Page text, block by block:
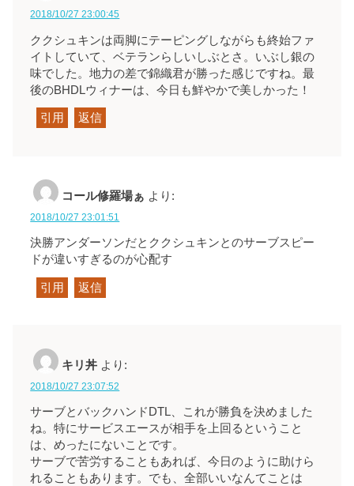
2018/10/27 23:00:45
ククシュキンは両脚にテーピングしながらも終始ファ
イトしていて、ベテランらしいしぶとさ。いぶし銀の
味でした。地力の差で錦織君が勝った感じですね。最
後のBHDLウィナーは、今日も鮮やかで美しかった！
引用 返信
コール修羅場ぁ より:
2018/10/27 23:01:51
決勝アンダーソンだとククシュキンとのサーブスピー
ドが違いすぎるのが心配す
引用 返信
キリ丼 より:
2018/10/27 23:07:52
サーブとバックハンドDTL、これが勝負を決めました
ね。特にサービスエースが相手を上回るということ
は、めったにないことです。
サーブで苦労することもあれば、今日のように助けら
れることもあります。でも、全部いいなんてことは